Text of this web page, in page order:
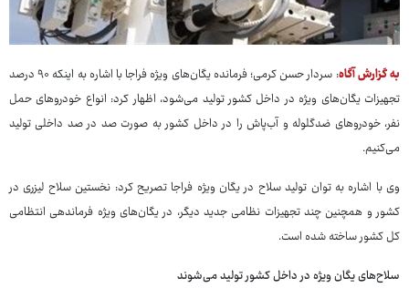
به گزارش آگاه
: سردار حسن کرمی؛ فرمانده یگان‌های ویژه فراجا با اشاره به اینکه ۹۰ درصد
تجهیزات یگان‌های ویژه در داخل کشور تولید می‌شود، اظهار کرد: انواع خودروهای حمل
نفر، خودروهای ضدگلوله و آب‌پاش را در داخل کشور به صورت صد در صد داخلی تولید
می‌کنیم.
وی با اشاره به توان تولید سلاح در یگان ویژه فراجا تصریح کرد: نخستین سلاح لیزری در
کشور و همچنین چند تجهیزات نظامی جدید دیگر، در یگان‌های ویژه فرماندهی انتظامی
کل کشور ساخته شده است.
سلاح‌های یگان ویژه در داخل کشور تولید می‌شوند